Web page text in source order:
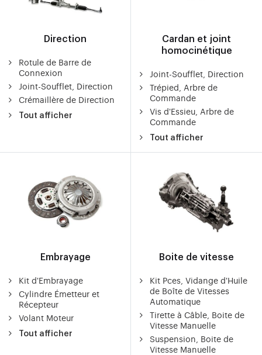
Direction
Rotule de Barre de
Connexion
Joint-Soufflet, Direction
Crémaillère de Direction
Tout afficher
Cardan et joint
homocinétique
Joint-Soufflet, Direction
Trépied, Arbre de
Commande
Vis d'Essieu, Arbre de
Commande
Tout afficher
Embrayage
Kit d'Embrayage
Cylindre Émetteur et
Récepteur
Volant Moteur
Tout afficher
Boite de vitesse
Kit Pces, Vidange d'Huile
de Boîte de Vitesses
Automatique
Tirette à Câble, Boite de
Vitesse Manuelle
Suspension, Boite de
Vitesse Manuelle